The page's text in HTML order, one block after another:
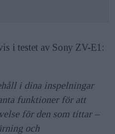
i testet av Sony ZV-E1:
i dina inspelningar
funktioner för att
för den som tittar –
och